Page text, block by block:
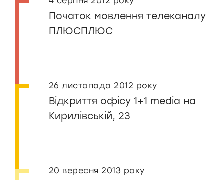
Початок мовлення телеканалу
ПЛЮСПЛЮС
26 листопада 2012 року
Відкриття офісу 1+1 media на
Кирилівській, 23
20 вересня 2013 року